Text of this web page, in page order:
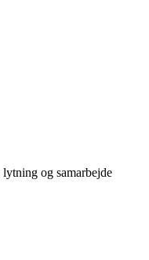
og samarbejde